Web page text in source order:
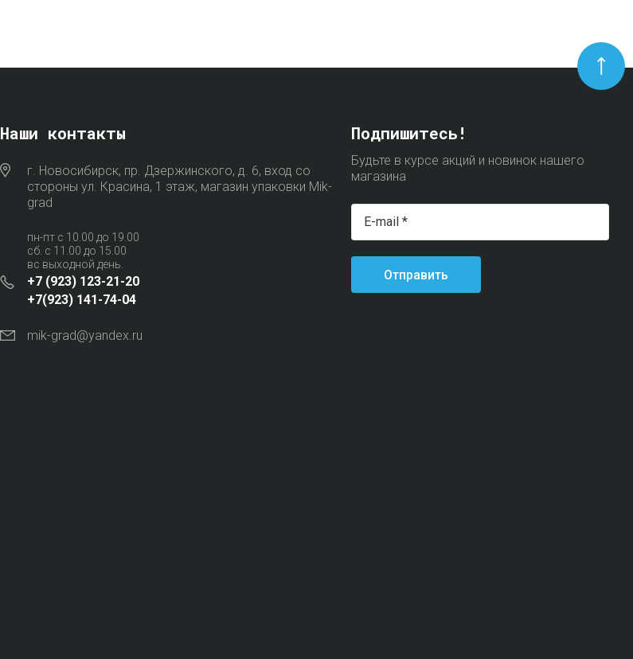
Наши контакты
г. Новосибирск, пр. Дзержинского, д. 6, вход со
стороны ул. Красина, 1 этаж, магазин упаковки Mik-
grad
пн-пт с 10.00 до 19.00
сб. с 11.00 до 15.00
вс выходной день.
+7 (923) 123-21-20
+7(923) 141-74-04
mik-grad@yandex.ru
Подпишитесь!
Будьте в курсе акций и новинок нашего
магазина
Отправить